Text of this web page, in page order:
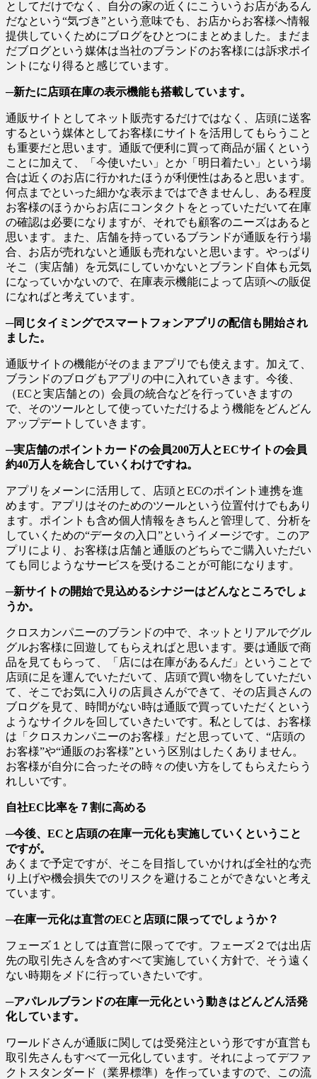
としてだけでなく、自分の家の近くにこういうお店があるん
だなという“気づき”という意味でも、お店からお客様へ情報
提供していくためにブログをひとつにまとめました。まだま
だブログという媒体は当社のブランドのお客様には訴求ポイ
ントになり得ると感じています。
─新たに店頭在庫の表示機能も搭載しています。
通販サイトとしてネット販売するだけではなく、店頭に送客
するという媒体としてお客様にサイトを活用してもらうこと
も重要だと思います。通販で便利に買って商品が届くという
ことに加えて、「今使いたい」とか「明日着たい」という場
合は近くのお店に行かれたほうが利便性はあると思います。
何点までといった細かな表示まではできませんし、ある程度
お客様のほうからお店にコンタクトをとっていただいて在庫
の確認は必要になりますが、それでも顧客のニーズはあると
思います。また、店舗を持っているブランドが通販を行う場
合、お店が売れないと通販も売れないと思います。やっぱり
そこ（実店舗）を元気にしていかないとブランド自体も元気
になっていかないので、在庫表示機能によって店頭への販促
になればと考えています。
─同じタイミングでスマートフォンアプリの配信も開始され
ました。
通販サイトの機能がそのままアプリでも使えます。加えて、
ブランドのブログもアプリの中に入れていきます。今後、
（ECと実店舗との）会員の統合などを行っていきますの
で、そのツールとして使っていただけるよう機能をどんどん
アップデートしていきます。
─実店舗のポイントカードの会員200万人とECサイトの会員
約40万人を統合していくわけですね。
アプリをメーンに活用して、店頭とECのポイント連携を進
めます。アプリはそのためのツールという位置付けでもあり
ます。ポイントも含め個人情報をきちんと管理して、分析を
していくための“データの入口”というイメージです。このア
プリにより、お客様は店舗と通販のどちらでご購入いただい
ても同じようなサービスを受けることが可能になります。
─新サイトの開始で見込めるシナジーはどんなところでしょ
うか。
クロスカンパニーのブランドの中で、ネットとリアルでグル
グルお客様に回遊してもらえればと思います。要は通販で商
品を見てもらって、「店には在庫があるんだ」ということで
店頭に足を運んでいただいて、店頭で買い物をしていただい
て、そこでお気に入りの店員さんができて、その店員さんの
ブログを見て、時間がない時は通販で買っていただくという
ようなサイクルを回していきたいです。私としては、お客様
は「クロスカンパニーのお客様」だと思っていて、“店頭の
お客様”や“通販のお客様”という区別はしたくありません。
お客様が自分に合ったその時々の使い方をしてもらえたらう
れしいです。
自社EC比率を７割に高める
─今後、ECと店頭の在庫一元化も実施していくということ
ですが。
あくまで予定ですが、そこを目指していかければ全社的な売
り上げや機会損失でのリスクを避けることができないと考え
ています。
─在庫一元化は直営のECと店頭に限ってでしょうか？
フェーズ１としては直営に限ってです。フェーズ２では出店
先の取引先さんを含めすべて実施していく方針で、そう遠く
ない時期をメドに行っていきたいです。
─アパレルブランドの在庫一元化という動きはどんどん活発
化しています。
ワールドさんが通販に関しては受発注という形ですが直営も
取引先さんもすべて一元化しています。それによってデファ
クトスタンダード（業界標準）を作っていますので、この流